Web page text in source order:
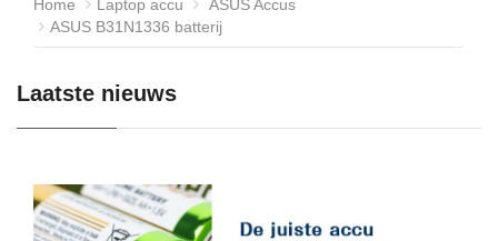
Home Laptop accu
ASUS Accus
ASUS B31N1336 batterij
Laatste nieuws